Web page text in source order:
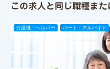
この求人と同じ職種また
介護職・ヘルパー パート・アルバイト